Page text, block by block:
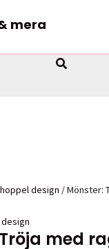
mera
Sök
design / Mönster:
med